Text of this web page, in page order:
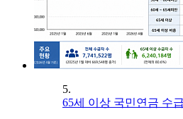
5.
65세 이상 국민연금 수